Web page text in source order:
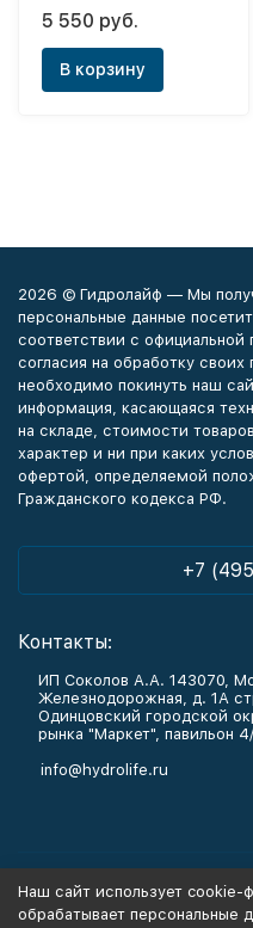
5 550 руб.
В корзину
2026 © Гидролайф — Мы
персональные данные
соответствии с официальной
согласия на обработку
необходимо покинуть наш
информация, касающаяся
на складе, стоимости
характер и ни при каких
офертой, определяемой
Гражданского кодекса РФ.
+7
Контакты:
ИП Соколов А.А. 143070,
Железнодорожная, д. 1А
Одинцовский городской
рынка "Маркет", павильон
info@hydrolife.ru
Наш сайт использует cookie-
обрабатывает персональные